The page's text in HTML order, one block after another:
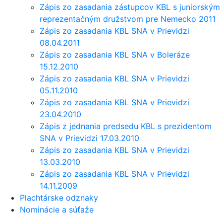
Zápis zo zasadania zástupcov KBL s juniorským
reprezentačným družstvom pre Nemecko 2011
Zápis zo zasadania KBL SNA v Prievidzi
08.04.2011
Zápis zo zasadania KBL SNA v Boleráze
15.12.2010
Zápis zo zasadania KBL SNA v Prievidzi
05.11.2010
Zápis zo zasadania KBL SNA v Prievidzi
23.04.2010
Zápis z jednania predsedu KBL s prezidentom
SNA v Prievidzi 17.03.2010
Zápis zo zasadania KBL SNA v Prievidzi
13.03.2010
Zápis zo zasadania KBL SNA v Prievidzi
14.11.2009
Plachtárske odznaky
Nominácie a súťaže